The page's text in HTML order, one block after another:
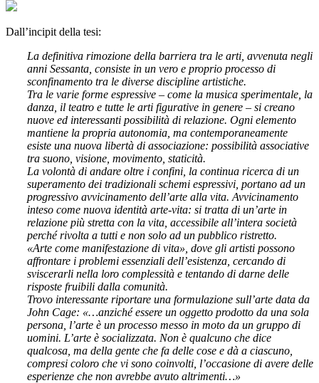
Dall’incipit della tesi:
La definitiva rimozione della barriera tra le arti, avvenuta negli
anni Sessanta, consiste in un vero e proprio processo di
sconfinamento tra le diverse discipline artistiche.
Tra le varie forme espressive – come la musica sperimentale, la
danza, il teatro e tutte le arti figurative in genere – si creano
nuove ed interessanti possibilità di relazione. Ogni elemento
mantiene la propria autonomia, ma contemporaneamente
esiste una nuova libertà di associazione: possibilità associative
tra suono, visione, movimento, staticità.
La volontà di andare oltre i confini, la continua ricerca di un
superamento dei tradizionali schemi espressivi, portano ad un
progressivo avvicinamento dell’arte alla vita. Avvicinamento
inteso come nuova identità arte-vita: si tratta di un’arte in
relazione più stretta con la vita, accessibile all’intera società
perché rivolta a tutti e non solo ad un pubblico ristretto.
«Arte come manifestazione di vita», dove gli artisti possono
affrontare i problemi essenziali dell’esistenza, cercando di
sviscerarli nella loro complessità e tentando di darne delle
risposte fruibili dalla comunità.
Trovo interessante riportare una formulazione sull’arte data da
John Cage: «…anziché essere un oggetto prodotto da una sola
persona, l’arte è un processo messo in moto da un gruppo di
uomini. L’arte è socializzata. Non è qualcuno che dice
qualcosa, ma della gente che fa delle cose e dà a ciascuno,
compresi coloro che vi sono coinvolti, l’occasione di avere delle
esperienze che non avrebbe avuto altrimenti…»